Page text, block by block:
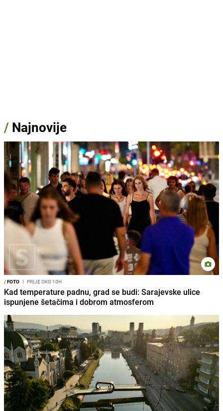
/ Najnovije
/FOTO I PRIJE OKO 10H
Kad temperature padnu, grad se budi: Sarajevske ulice
ispunjene šetačima i dobrom atmosferom